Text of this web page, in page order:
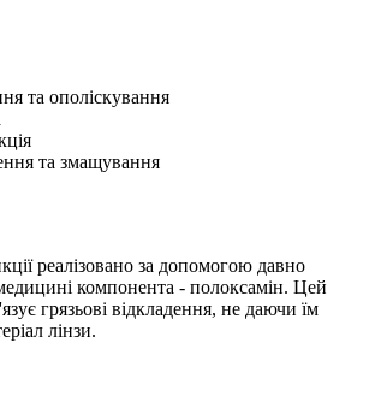
та ополіскування
та змащування
реалізовано за допомогою давно
компонента - полоксамін. Цей
грязьові відкладення, не даючи їм
лінзи.